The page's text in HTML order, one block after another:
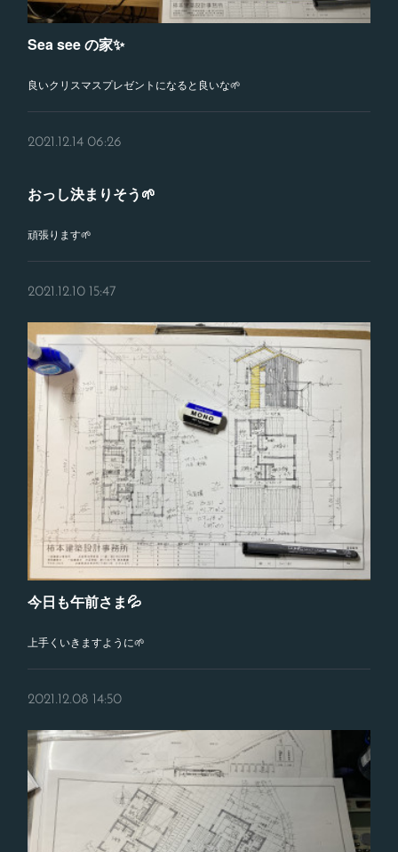
Sea see の家✨
良いクリスマスプレゼントになると良いな🌱
2021.12.14 06:26
おっし決まりそう🌱
頑張ります🌱
2021.12.10 15:47
今日も午前さま💦
上手くいきますように🌱
2021.12.08 14:50